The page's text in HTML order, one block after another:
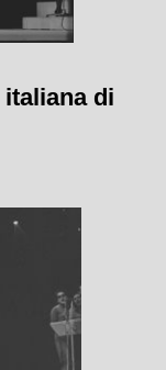
italiana di